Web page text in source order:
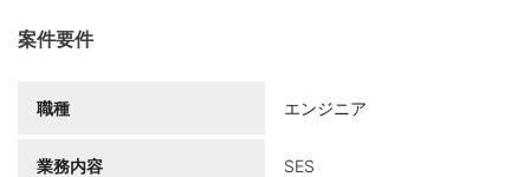
案件要件
職種 エンジニア
業務内容 SES